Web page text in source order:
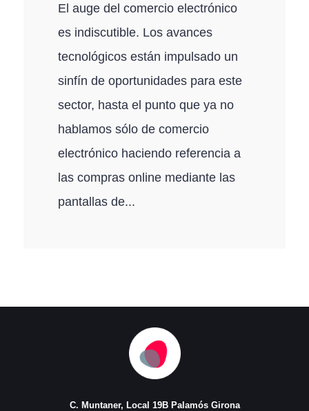
El auge del comercio electrónico
es indiscutible. Los avances
tecnológicos están impulsado un
sinfín de oportunidades para este
sector, hasta el punto que ya no
hablamos sólo de comercio
electrónico haciendo referencia a
las compras online mediante las
pantallas de...
C. Muntaner, Local 19B Palamós Girona